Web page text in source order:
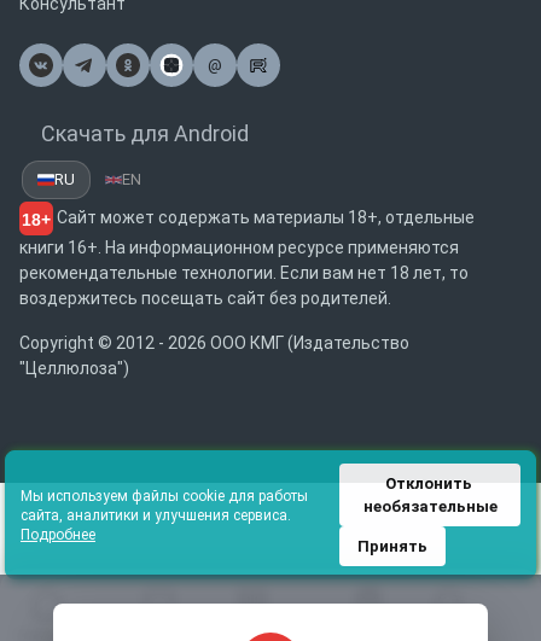
Каталог
@
Почта
Скачать для Android
RU EN
18+ Сайт может содержать материалы 18+, отдельные
книги 16+. На информационном ресурсе применяются
рекомендательные технологии. Если вам нет 18 лет, то
воздержитесь посещать сайт без родителей.
Copyright © 2012 - 2026 ООО КМГ (Издательство
"Целлюлоза")
Мы используем файлы cookie для работы
сайта, аналитики и улучшения сервиса.
Подробнее
Отклонить
необязательные
Принять